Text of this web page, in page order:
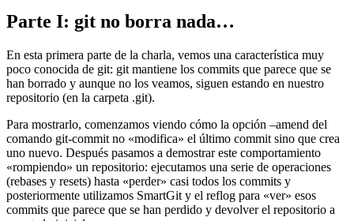
Parte I: git no borra nada…
En esta primera parte de la charla, vemos una característica muy
poco conocida de git: git mantiene los commits que parece que se
han borrado y aunque no los veamos, siguen estando en nuestro
repositorio (en la carpeta .git).
Para mostrarlo, comenzamos viendo cómo la opción –amend del
comando git-commit no «modifica» el último commit sino que crea
uno nuevo. Después pasamos a demostrar este comportamiento
«rompiendo» un repositorio: ejecutamos una serie de operaciones
(rebases y resets) hasta «perder» casi todos los commits y
posteriormente utilizamos SmartGit y el reflog para «ver» esos
commits que parece que se han perdido y devolver el repositorio a